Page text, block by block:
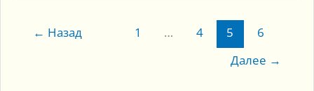
← Назад 1 … 4 5
6
Далее →